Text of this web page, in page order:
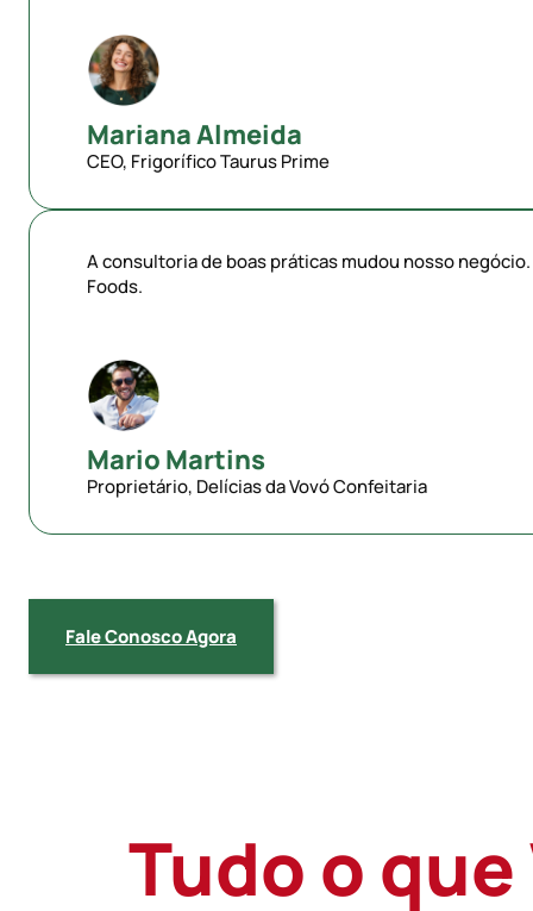
Mariana Almeida
CEO, Frigorífico Taurus Prime
A consultoria de boas práticas mudou nosso
Foods.
Mario Martins
Proprietário, Delícias da Vovó Confeitaria
Fale Conosco Agora
Tudo o